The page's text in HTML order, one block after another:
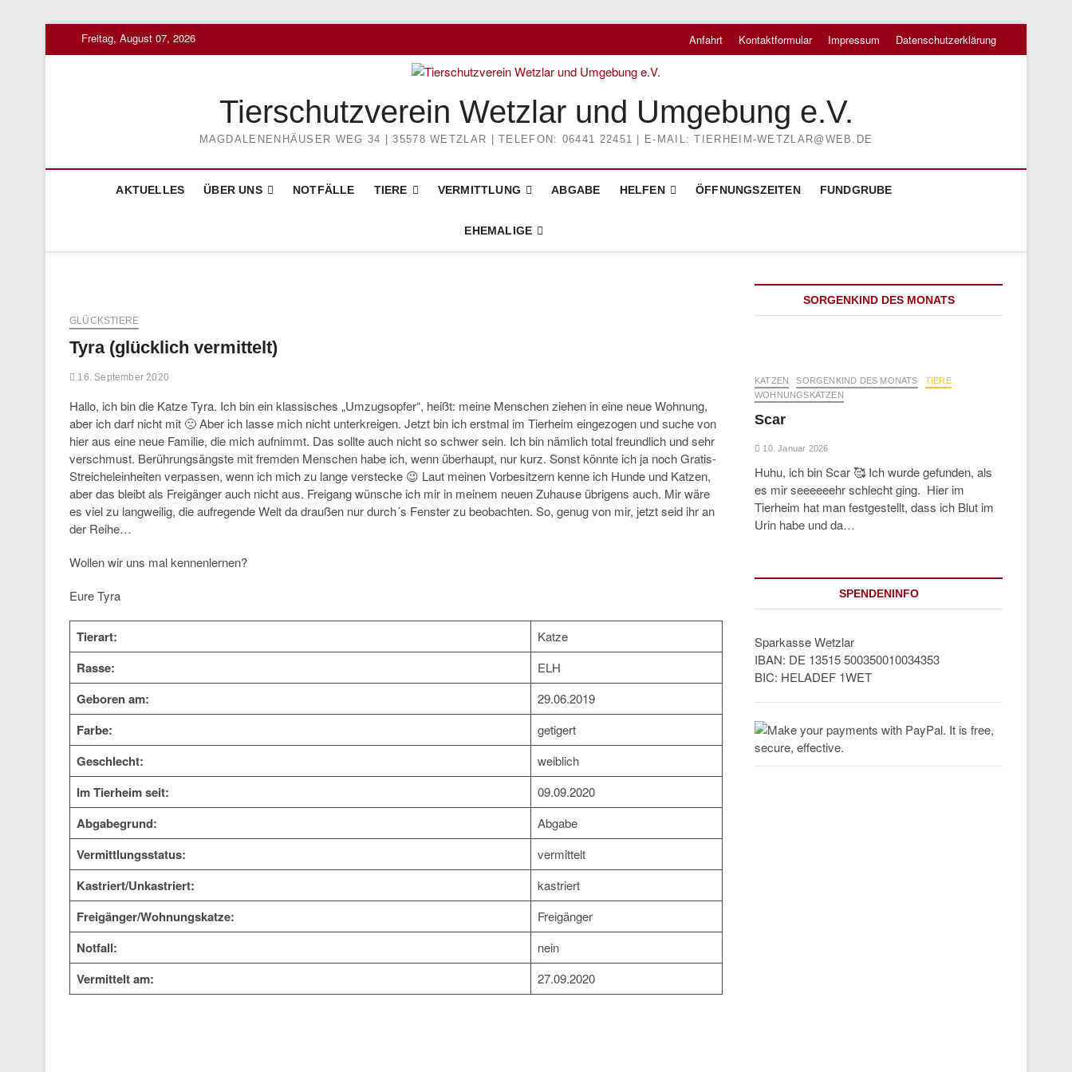
Freitag, August 07, 2026 Anfahrt Kontaktformular Impressum Datenschutzerklärung
Tierschutzverein Wetzlar und Umgebung e.V.
MAGDALENENHÄUSER WEG 34 | 35578 WETZLAR | TELEFON: 06441 22451 | E-MAIL: TIERHEIM-WETZLAR@WEB.DE
AKTUELLES ÜBER UNS NOTFÄLLE TIERE VERMITTLUNG ABGABE HELFEN ÖFFNUNGSZEITEN FUNDGRUBE
EHEMALIGE
GLÜCKSTIERE
Tyra (glücklich vermittelt)
16. September 2020
Hallo, ich bin die Katze Tyra. Ich bin ein klassisches „Umzugsopfer“, heißt: meine Menschen ziehen in eine neue Wohnung,
aber ich darf nicht mit 🙁 Aber ich lasse mich nicht unterkreigen. Jetzt bin ich erstmal im Tierheim eingezogen und suche von
hier aus eine neue Familie, die mich aufnimmt. Das sollte auch nicht so schwer sein. Ich bin nämlich total freundlich und sehr
verschmust. Berührungsängste mit fremden Menschen habe ich, wenn überhaupt, nur kurz. Sonst könnte ich ja noch Gratis-
Streicheleinheiten verpassen, wenn ich mich zu lange verstecke 😉 Laut meinen Vorbesitzern kenne ich Hunde und Katzen,
aber das bleibt als Freigänger auch nicht aus. Freigang wünsche ich mir in meinem neuen Zuhause übrigens auch. Mir wäre
es viel zu langweilig, die aufregende Welt da draußen nur durch´s Fenster zu beobachten. So, genug von mir, jetzt seid ihr an
der Reihe…
Wollen wir uns mal kennenlernen?
Eure Tyra
Tierart: Katze
Rasse: ELH
Geboren am: 29.06.2019
Farbe: getigert
Geschlecht: weiblich
Im Tierheim seit: 09.09.2020
Abgabegrund: Abgabe
Vermittlungsstatus: vermittelt
Kastriert/Unkastriert: kastriert
Freigänger/Wohnungskatze: Freigänger
Notfall: nein
Vermittelt am: 27.09.2020
SORGENKIND DES MONATS
KATZEN SORGENKIND DES MONATS
TIERE
WOHNUNGSKATZEN
Scar
10. Januar 2026
Huhu, ich bin Scar 🥰 Ich wurde gefunden, als
es mir seeeeeehr schlecht ging. Hier im
Tierheim hat man festgestellt, dass ich Blut im
Urin habe und da…
SPENDENINFO
Sparkasse Wetzlar
IBAN: DE 13515 500350010034353
BIC: HELADEF 1WET